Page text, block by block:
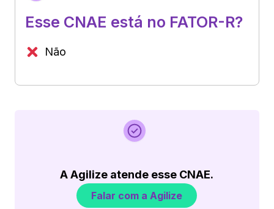
Esse CNAE está no FATOR-R?
Não
A Agilize atende esse CNAE.
Falar com a Agilize